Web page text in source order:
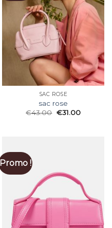
SAC ROSE
sac rose
€43.00 €31.00
Promo !